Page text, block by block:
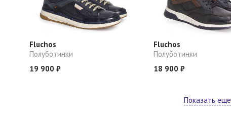
Fluchos
Полуботинки
19 900 ₽
Fluchos
Полуботинки
18 900 ₽
Показать еще